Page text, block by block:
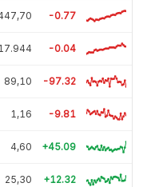
-0.77
-0.04
89,10 -97.32
1,16 -9.81
4,60 +45.09
25,30 +12.32